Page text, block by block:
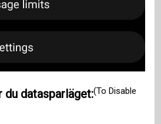
du datasparläget:(To Disable